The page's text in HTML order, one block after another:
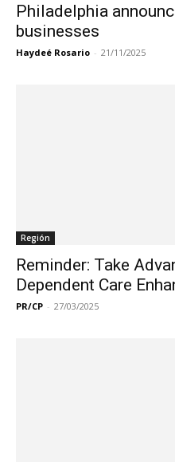
Philadelphia
businesses
Haydeé Rosario - 21/11/2025
Región
Reminder: Take
Dependent Care
PR/CP - 27/03/2025